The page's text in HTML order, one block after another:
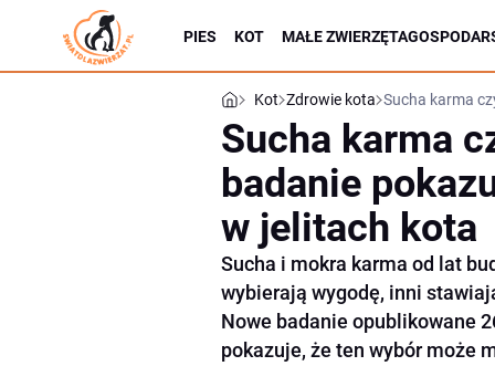
PIES KOT MAŁE ZWIERZĘTA
Kot Zdrowie kota Sucha karma
Sucha karma
badanie
w jelitach kota
Sucha i mokra karma od lat
wybierają wygodę, inni
Nowe badanie opublikowane
pokazuje, że ten wybór może